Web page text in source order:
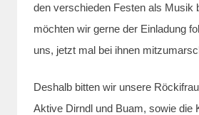
den verschieden Festen als Musik
möchten wir gerne der Einladung
uns, jetzt mal bei ihnen
Deshalb bitten wir unsere
Aktive Dirndl und Buam, sowie die